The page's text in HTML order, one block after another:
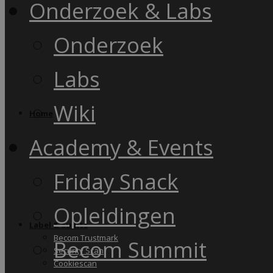
Label & audits
Becom Trustmark
Security Scan
Cookiescan
Onderzoek & Labs
Onderzoek
Labs
Wiki
Academy & Events
Friday Snack
Opleidingen
Becom Summit